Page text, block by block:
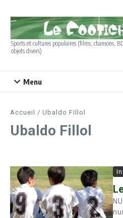
Sports et cultures populaires (films, chansons,
objets divers)
Menu
Accueil / Ubaldo Fillol
Ubaldo Fillol